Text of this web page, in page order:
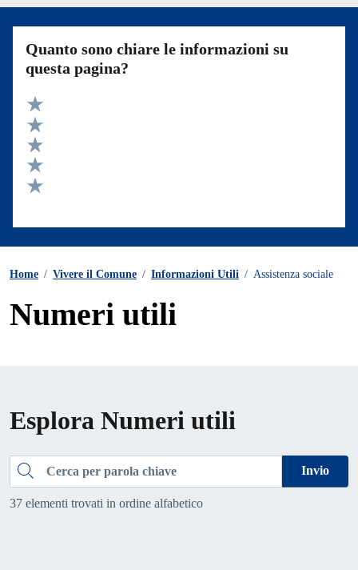
Quanto sono chiare le informazioni su
questa pagina?
Valuta 5 stelle su 5
Valuta 4 stelle su 5
Valuta 3 stelle su 5
Valuta 2 stelle su 5
Home / Vivere il Comune / Informazioni Utili / Assistenza sociale
Numeri utili
Esplora Numeri utili
Cerca Invio
37 elementi trovati in ordine alfabetico